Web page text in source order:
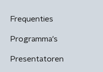
Frequenties
Programma's
Presentatoren